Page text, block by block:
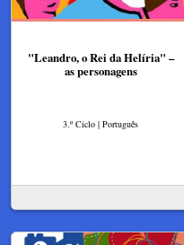
"Leandro, o Rei da Helíria" –
as personagens
3.º Ciclo | Português